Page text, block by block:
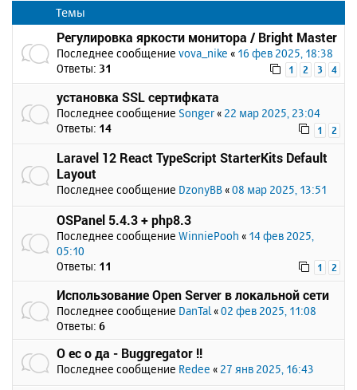
Темы
Регулировка яркости монитора / Bright Master
Последнее сообщение vova_nike « 16 фев 2025, 18:38
Ответы: 31 1 2 3 4
установка SSL сертифката
Последнее сообщение Songer « 22 мар 2025, 23:04
Ответы: 14 1 2
Laravel 12 React TypeScript StarterKits Default
Layout
Последнее сообщение DzonyBB «08 мар 2025, 13:51
OSPanel 5.4.3 + php8.3
Последнее сообщение WinniePooh « 14 фев 2025,
05:10
Ответы: 11 1 2
Использование Open Server в локальной сети
Последнее сообщение DanTal «02 фев 2025, 11:08
Ответы: 6
О ес о да - Buggregator !!
Последнее сообщение Redee « 27 янв 2025, 16:43